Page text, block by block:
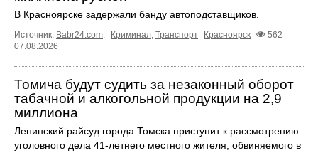
В Красноярске задержали банду автоподставщиков.
Источник: Babr24.com. Криминал, Транспорт Красноярск
562
07.08.2026
Томича будут судить за незаконный оборот
табачной и алкогольной продукции на 2,9
миллиона
Ленинский райсуд города Томска приступит к рассмотрению
уголовного дела 41-летнего местного жителя, обвиняемого в